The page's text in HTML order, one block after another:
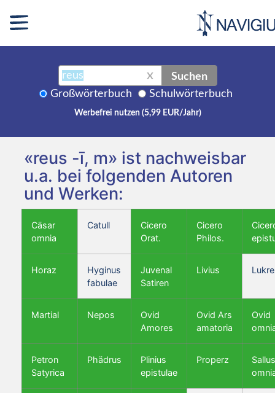
X Suchen
Großwörterbuch Schulwörterbuch
Werbefrei nutzen (5,99 EUR/Jahr)
«reus -ī, m» ist nachweisbar
u.a. bei folgenden Autoren
und Werken:
Cäsar
omnia
Catull
Cicero
Orat.
Cicero
Philos.
Horaz
Hyginus
fabulae
Juvenal
Satiren
Livius
Martial Nepos
Ovid
Amores
Ovid Ars
amatoria
Ovid
Petron
Satyrica
Phädrus
Plinius
epistulae
Properz